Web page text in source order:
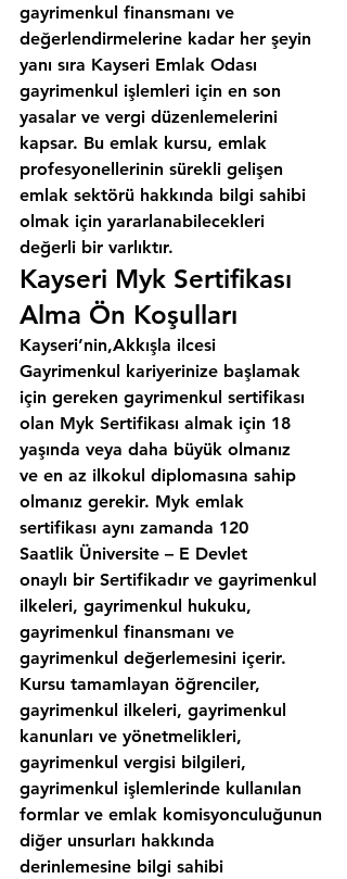
gayrimenkul finansmanı ve
değerlendirmelerine kadar her şeyin
yanı sıra Kayseri Emlak Odası
gayrimenkul işlemleri için en son
yasalar ve vergi düzenlemelerini
kapsar. Bu emlak kursu, emlak
profesyonellerinin sürekli gelişen
emlak sektörü hakkında bilgi sahibi
olmak için yararlanabilecekleri
değerli bir varlıktır.
Kayseri Myk Sertifikası
Alma Ön Koşulları
Kayseri’nin,Akkışla ilcesi
Gayrimenkul kariyerinize başlamak
için gereken gayrimenkul sertifikası
olan Myk Sertifikası almak için 18
yaşında veya daha büyük olmanız
ve en az ilkokul diplomasına sahip
olmanız gerekir. Myk emlak
sertifikası aynı zamanda 120
Saatlik Üniversite – E Devlet
onaylı bir Sertifikadır ve gayrimenkul
ilkeleri, gayrimenkul hukuku,
gayrimenkul finansmanı ve
gayrimenkul değerlemesini içerir.
Kursu tamamlayan öğrenciler,
gayrimenkul ilkeleri, gayrimenkul
kanunları ve yönetmelikleri,
gayrimenkul vergisi bilgileri,
gayrimenkul işlemlerinde kullanılan
formlar ve emlak komisyonculuğunun
diğer unsurları hakkında
derinlemesine bilgi sahibi